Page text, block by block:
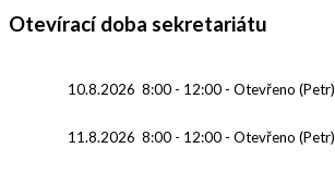
Otevírací doba sekretariátu
10.8.2026 8:00 - 12:00 - Otevřeno (Petr)
11.8.2026 8:00 - 12:00 - Otevřeno (Petr)